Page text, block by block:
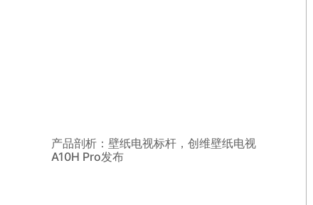
产品剖析：壁纸电视标杆，创维壁纸电视
A10H Pro发布